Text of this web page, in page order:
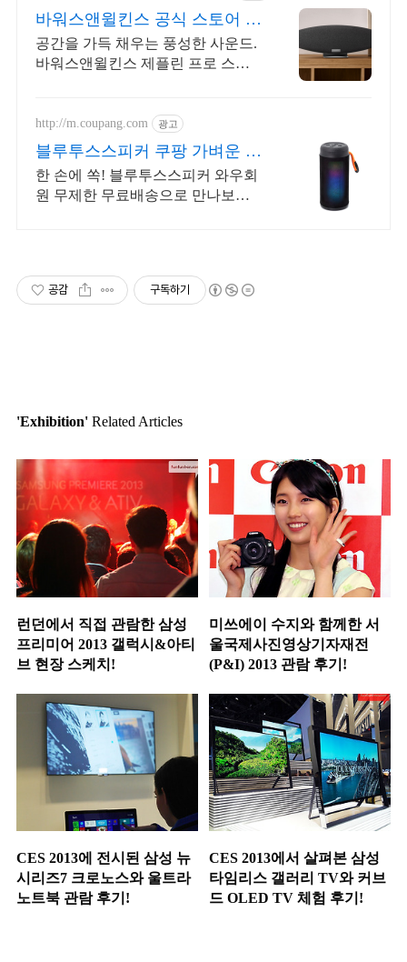
바워스앤윌킨스 공식 스토어 하
이엔드 명품 오디오
공간을 가득 채우는 풍성한 사운드.
바워스앤윌킨스 제플린 프로 스피
http://m.coupang.com 광고
블루투스스피커 쿠팡 가벼운 야
외활동 필수템
한 손에 쏙! 블루투스스피커 와우회
원 무제한 무료배송으로 만나보세
공감 구독하기
'Exhibition' Related Articles
런던에서 직접 관람한 삼성
프리미어 2013 갤럭시&아티
브 현장 스케치!
미쓰에이 수지와 함께한 서
울국제사진영상기자재전
(P&I) 2013 관람 후기!
CES 2013에 전시된 삼성 뉴
시리즈7 크로노스와 울트라
노트북 관람 후기!
CES 2013에서 살펴본 삼성
타임리스 갤러리 TV와 커브
드 OLED TV 체험 후기!